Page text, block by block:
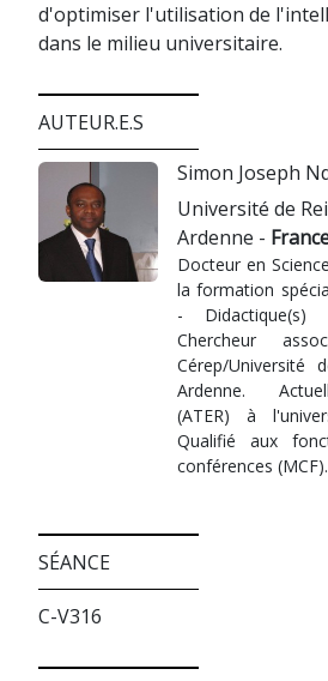
d'optimiser l'utilisation de
dans le milieu universitaire.
AUTEUR.E.S
Simon Joseph
Université de
Ardenne -
Docteur en
la formation
- Didactique(s)
Chercheur
Cérep/Université
Ardenne.
(ATER) à
Qualifié aux
conférences (MCF).
SÉANCE
C-V316